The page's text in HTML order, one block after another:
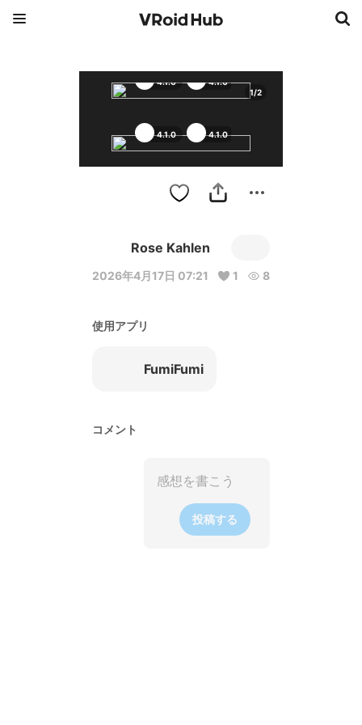
1/2
4.1.0 4.1.0
4.1.0 4.1.0
Rose Kahlen
2026年4月17日 07:21 1 8
使用アプリ
FumiFumi
コメント
投稿する